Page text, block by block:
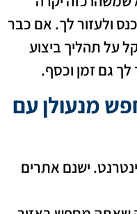
ולעזור לך. אם כבר
על תהליך ביצוע
לך גם זמן וכסף.
מנעולן עם
ישנם אתרים